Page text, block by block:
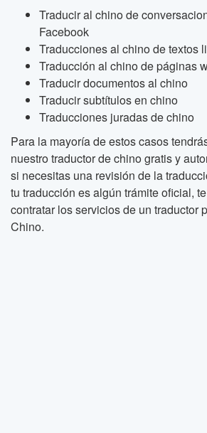
Traducir al chino de
Facebook
Traducciones al chino de textos
Traducción al chino de páginas
Traducir documentos al chino
Traducir subtítulos en chino
Traducciones juradas de chino
Para la mayoría de estos casos
nuestro traductor de chino gratis y
si necesitas una revisión de la
tu traducción es algún trámite oficial,
contratar los servicios de un traductor
Chino.